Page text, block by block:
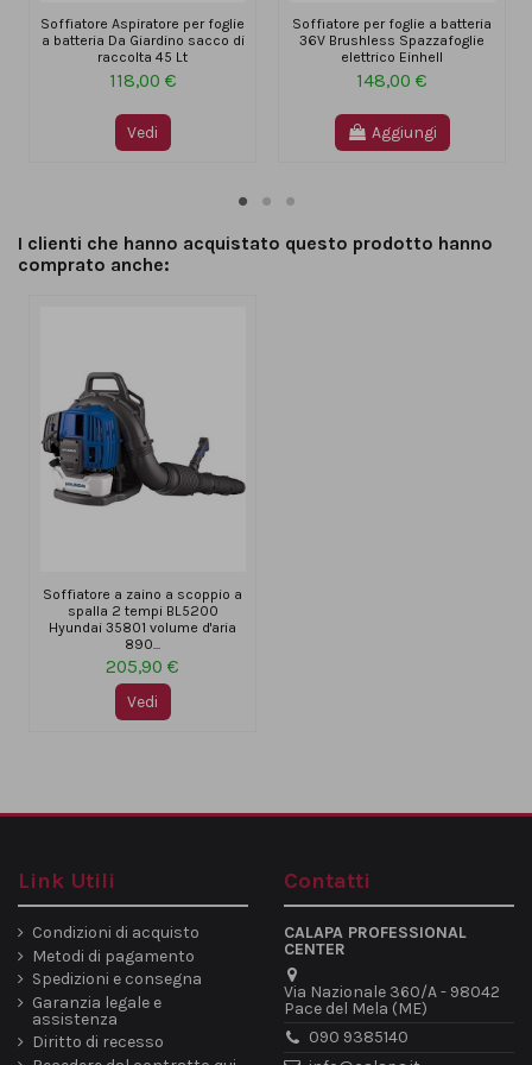
Soffiatore Aspiratore per foglie
a batteria Da Giardino sacco di
raccolta 45 Lt
118,00 €
Vedi
Soffiatore per foglie a batteria
36V Brushless Spazzafoglie
elettrico Einhell
148,00 €
Aggiungi
I clienti che hanno acquistato questo prodotto hanno
comprato anche:
Soffiatore a zaino a scoppio a
spalla 2 tempi BL5200
Hyundai 35801 volume d'aria
890...
205,90 €
Vedi
Link Utili
Condizioni di acquisto
Metodi di pagamento
Spedizioni e consegna
Garanzia legale e
assistenza
Diritto di recesso
Contatti
CALAPA PROFESSIONAL
CENTER
Via Nazionale 360/A - 98042
Pace del Mela (ME)
090 9385140